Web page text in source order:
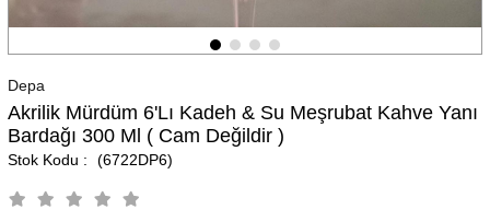
Depa
Akrilik Mürdüm 6'lı Kadeh & Su Meşrubat Kahve Yanı
Bardağı 300 Ml ( Cam Değildir )
(6722DP6)